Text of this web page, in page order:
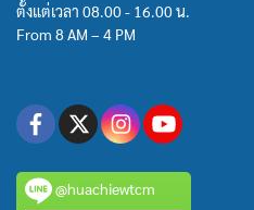
ตั้งแต่เวลา 08.00 - 16.00 น.
From 8 AM – 4 PM
@huachiewtcm